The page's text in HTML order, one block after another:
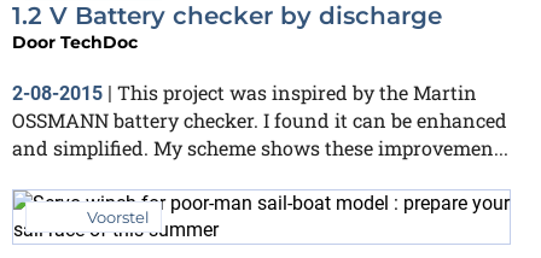
1.2 V Battery checker by discharge
Door TechDoc
2-08-2015 | This project was inspired by the Martin
OSSMANN battery checker. I found it can be enhanced
and simplified. My scheme shows these improvemen...
Voorstel